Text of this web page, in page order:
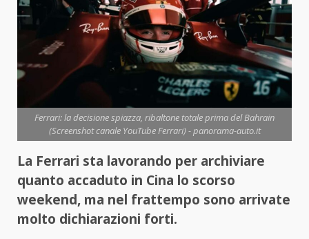
Ferrari: la decisione spiazza, ribaltone totale prima del Bahrain
(Screenshot canale YouTube Ferrari) - panorama-auto.it
La Ferrari sta lavorando per archiviare
quanto accaduto in Cina lo scorso
weekend, ma nel frattempo sono arrivate
molto dichiarazioni forti.